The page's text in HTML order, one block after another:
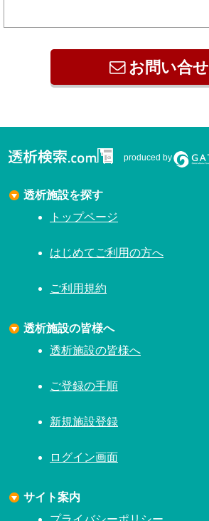
お問い合せ
produced by
透析施設を探す
トップページ
はじめてご利用の方へ
ご利用規約
透析施設の皆様へ
透析施設の皆様へ
ご登録の手順
新規施設登録
ログイン画面
サイト案内